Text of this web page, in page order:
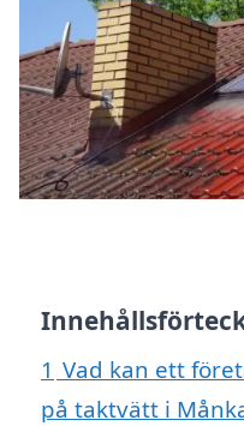
1 Vad kan ett
på taktvätt i